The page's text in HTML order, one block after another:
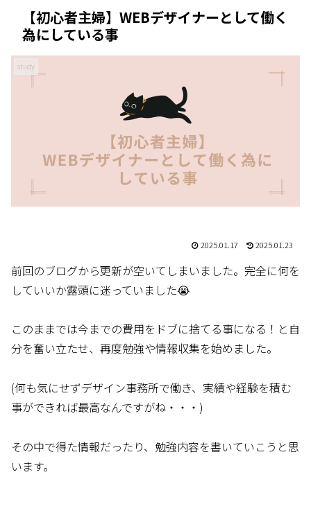
【初心者主婦】WEBデザイナーとして働く
為にしている事
study
2025.01.17 2025.01.23
前回のブログから更新が空いてしまいました。完全に何を
していいか露頭に迷っていました😭
このままでは今までの費用をドブに捨てる事になる！と自
分を奮い立たせ、再度勉強や情報収集を始めました。
(何も気にせずデザイン事務所で働き、実績や経験を積む
事ができれば最高なんですがね・・・)
その中で得た情報だったり、勉強内容を書いていこうと思
います。